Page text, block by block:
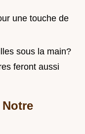
une touche de
sous la main?
feront aussi